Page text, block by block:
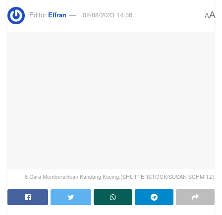
Editor Effran 02/08/2023 14:36 AA
6 Cara Membersihkan Kandang Kucing.(SHUTTERSTOCK/SUSAN SCHMITZ)